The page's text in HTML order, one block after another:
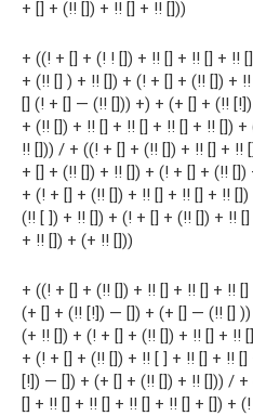
+ [] + (!! []) + !! [] + !! []))
+ ((! + [] + (! ! []) + !! [] + !! [] + !!
+ (!! [] ) + !! []) + (! + [] + (!! []) +
[] (! + [] — (!! [])) +) + (+ [] + (!!
+ (!! []) + !! [] + !! [] + !! [] + !! [])
!! [])) / + ((! + [] + (!! []) + !! [] + !!
+ [] + (!! []) + !! []) + (! + [] + (!!
+ (! + [] + (!! []) + !! [] + !! [] + !!
(!! [ ]) + !! []) + (! + [] + (!! []) + !!
+ !! []) + (+ !! []))
+ ((! + [] + (!! []) + !! [] + !! [] + !!
(+ [] + (!! [!]) — []) + (+ [] — (!! []
(+ !! []) + (! + [] + (!! []) + !! [] + !!
+ (! + [] + (!! []) + !! [ ] + !! [] + !!
[!]) — []) + (+ [] + (!! []) + !! [])) /
[] + !! [] + !! [] + !! [] + !! [] + []) +